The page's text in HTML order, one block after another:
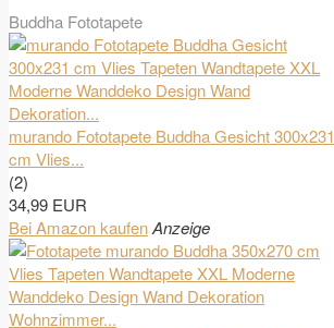
Buddha Fototapete
murando Fototapete Buddha Gesicht 300x231
cm Vlies...
(2)
34,99 EUR
Bei Amazon kaufenAnzeige